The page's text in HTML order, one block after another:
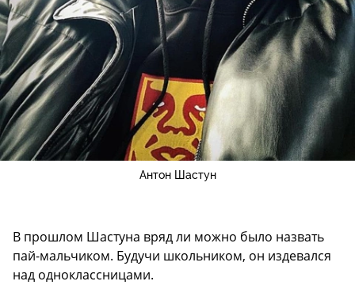
Антон Шастун
В прошлом Шастуна вряд ли можно было назвать
пай-мальчиком. Будучи школьником, он издевался
над одноклассницами.